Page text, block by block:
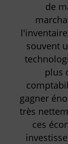
de
souvent
plus
gagner
très
ces